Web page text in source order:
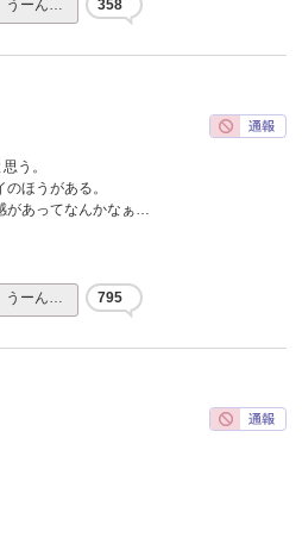
うーん… 358
う。
ほうがある。
があってなんかなぁ…
うーん… 795